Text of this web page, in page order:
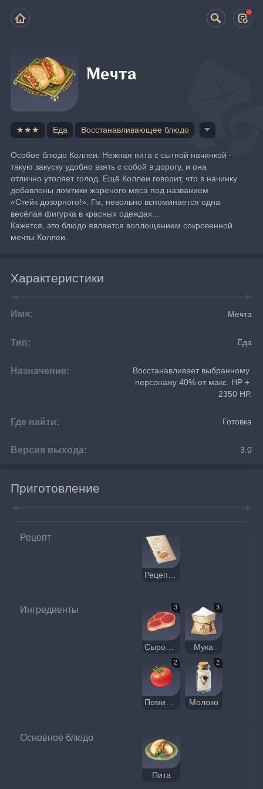
Мечта
★★★ Еда Восстанавливающее блюдо
Особое блюдо Коллеи. Нежная пита с сытной начинкой -
такую закуску удобно взять с собой в дорогу, и она
отлично утоляет голод. Ещё Коллеи говорит, что в начинку
добавлены ломтики жареного мяса под названием
«Стейк дозорного!». Гм, невольно вспоминается одна
весёлая фигурка в красных одеждах...
Кажется, это блюдо является воплощением сокровенной
мечты Коллеи.
Характеристики
Имя: Мечта
Тип: Еда
Назначение:
Восстанавливает выбранному
персонажу 40% от макс. HP +
2350 HP.
Где найти: Готовка
Версия выхода: 3.0
Приготовление
Рецепт
Ингредиенты 3 3
Мука
2
Помидор
2
Молоко
Основное блюдо
Пита